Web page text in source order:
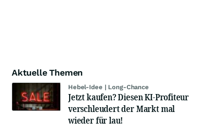
Aktuelle Themen
Hebel-Idee | Long-Chance
Jetzt kaufen? Diesen KI-Profiteur
verschleudert der Markt mal
wieder für lau!